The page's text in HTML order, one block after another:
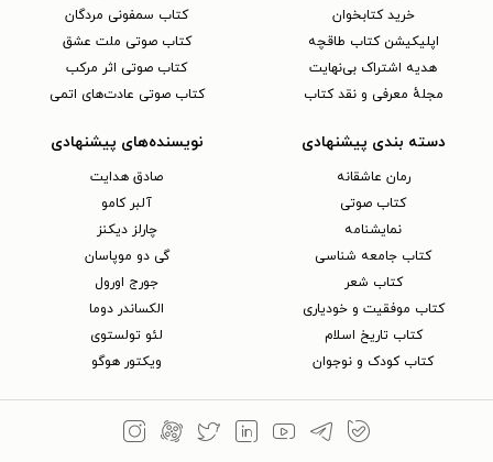
خرید کتابخوان
اپلیکیشن کتاب طاقچه
هدیه اشتراک بی‌نهایت
مجلهٔ معرفی و نقد کتاب
کتاب سمفونی مردگان
کتاب صوتی ملت عشق
کتاب صوتی اثر مرکب
کتاب صوتی عادت‌های اتمی
دسته بندی پیشنهادی
رمان عاشقانه
کتاب‌ صوتی
نمایشنامه
کتاب جامعه شناسی
کتاب شعر
کتاب موفقیت و خودیاری
کتاب تاریخ اسلام
کتاب کودک و نوجوان
نویسنده‌های پیشنهادی
صادق هدایت
آلبر کامو
چارلز دیکنز
گی دو موپاسان
جورج اورول
الکساندر دوما
لئو تولستوی
ویکتور هوگو